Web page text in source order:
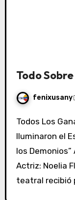
Todo
fenixusany
Todos Los Ganadores: Actuaciones que
Iluminaron el
los
Actriz: Noelia
teatral recibió